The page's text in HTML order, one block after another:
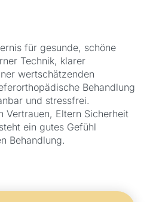
für gesunde, schöne
Technik, klarer
wertschätzenden
Behandlung
und stressfrei.
Vertrauen, Eltern Sicherheit
ein gutes Gefühl
Behandlung.